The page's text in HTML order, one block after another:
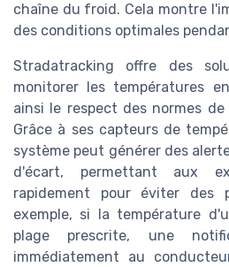
chaîne du froid. Cela montre
des conditions optimales
Stradatracking offre des
monitorer les températures
ainsi le respect des normes
Grâce à ses capteurs de
système peut générer des
d'écart, permettant aux
rapidement pour éviter des
exemple, si la température
plage prescrite, une
immédiatement au